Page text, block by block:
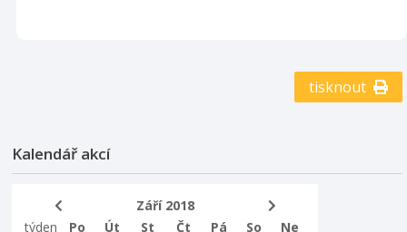
tisknout
Kalendář akcí
Září 2018
týden
Po Út St Čt Pá So
Ne